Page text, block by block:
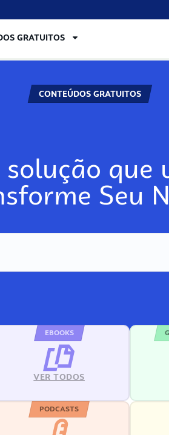
GRATUITOS
CONTEÚDOS GRATUITOS
que
Seu
EBOOKS
VER TODOS
PODCASTS